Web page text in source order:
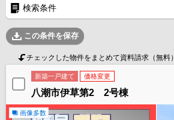
検索条件
この条件を保存
チェックした物件をまとめて資料請求（無料）
新築一戸建て 価格変更
八潮市伊草第2 2号棟
画像多数